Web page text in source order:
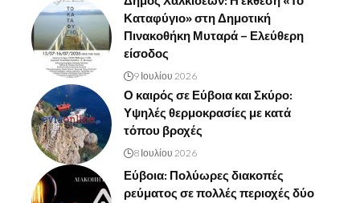
Καταφύγιο» στη Δημοτική
Πινακοθήκη Μυταρά – Ελεύθερη
είσοδος
9 Ιουλίου 2026
Ο καιρός σε Εύβοια και Σκύρο:
Υψηλές θερμοκρασίες με κατά
τόπου βροχές
8 Ιουλίου 2026
Εύβοια: Πολύωρες διακοπές
ρεύματος σε πολλές περιοχές δύο